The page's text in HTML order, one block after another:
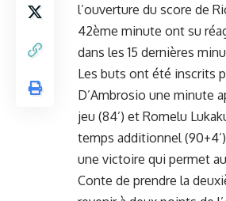
l’ouverture du score de
42ème minute ont su
dans les 15 dernières
Les buts ont été inscrits
D’Ambrosio une minute
jeu (84’) et Romelu
temps additionnel
une victoire qui permet
Conte de prendre la